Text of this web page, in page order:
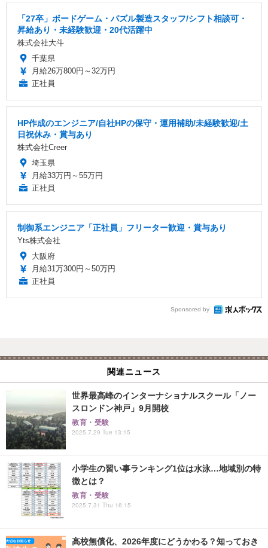
「27卒」ボードゲーム・パズル製造スタッフ/シフト相談可・
昇給あり・未経験歓迎・20代活躍中
株式会社大斗
千葉県
月給26万800円～32万円
正社員
HP作成のエンジニア/自社HPの保守・運用補助/未経験歓迎/土
日祝休み・賞与あり
株式会社Creer
埼玉県
月給33万円～55万円
正社員
制御系エンジニア「正社員」フリーター歓迎・賞与あり
Yts株式会社
大阪府
月給31万300円～50万円
正社員
Sponsored by
関連ニュース
世界最高峰のインターナショナルスクール「ノー
スロンドン神戸」9月開校
教育・受験
2025.7.29 Tue 13:15
小学生の習い事ランキング1位は水泳…地域別の特
徴とは？
教育・受験
2025.7.31 Thu 16:15
高校無償化、2026年度にどうかわる？知っておき